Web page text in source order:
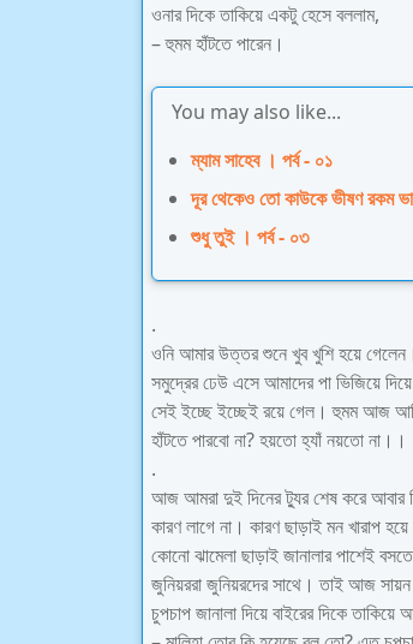
ওনার দিকে তাকিয়ে একটু হেসে বললাম,
– হুমম হাঁটতে পারেন।
You may also like...
ম্যাম সাহেব । পর্ব - ০১
দূর থেকেও তো কাউকে ভীষণ রকম
শুধু তুই । পর্ব - ০৩
.
ওনি আমার উত্তর শুনে খুব খুশি হয়ে
সমুদ্রের ঢেউ এসে আমাদের পা ভিজিয়ে
সেই ইচ্ছে ইচ্ছেই রয়ে গেল। হুমম আজ
হাঁটতে পারবো না? হয়তো হ্যাঁ নয়তো না।।
.
আজ আমরা দুই দিনের ট্যুর শেষ করে আবার
কারণ লাগে না। কারণ ছাড়াই মন খারাপ
কোনো ঝামেলা ছাড়াই জানালার পাশেই
জুনিয়ররা জুনিয়রদের সাথে। তাই আজ
চুপচাপ জানালা দিয়ে বাইরের দিকে তাকিয়ে